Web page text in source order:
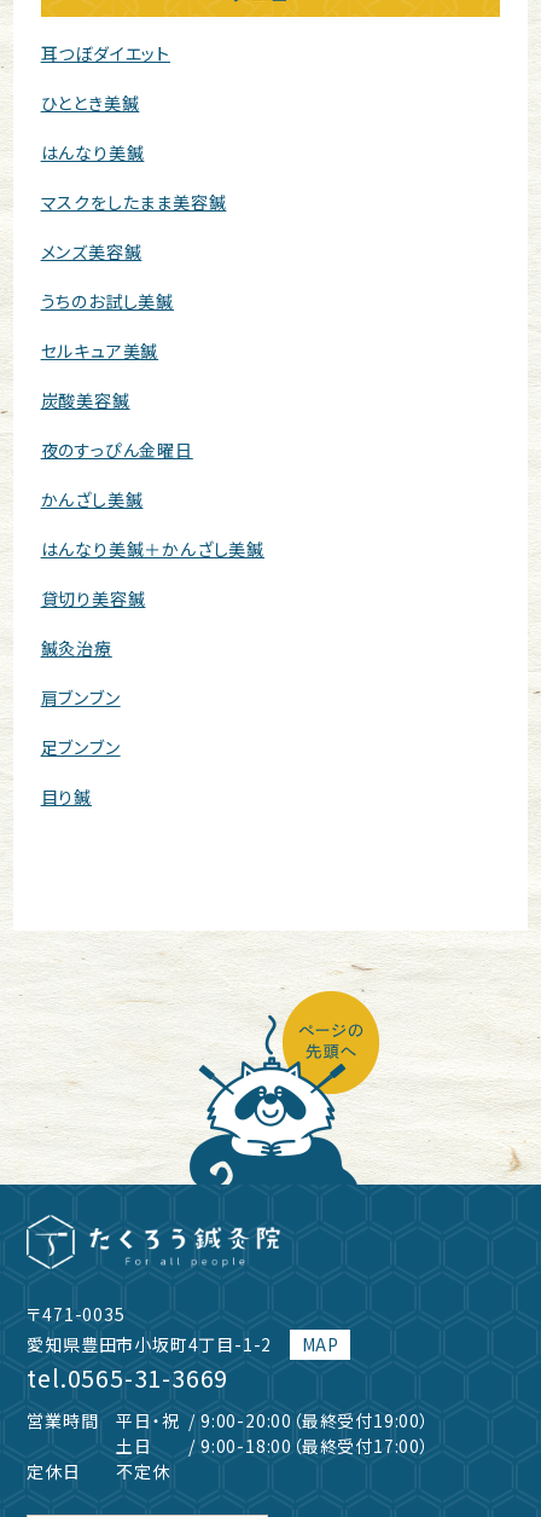
耳つぼダイエット
ひととき美鍼
はんなり美鍼
マスクをしたまま美容鍼
メンズ美容鍼
うちのお試し美鍼
セルキュア美鍼
炭酸美容鍼
夜のすっぴん金曜日
かんざし美鍼
はんなり美鍼＋かんざし美鍼
貸切り美容鍼
鍼灸治療
肩ブンブン
足ブンブン
目り鍼
〒471-0035
愛知県豊田市小坂町4丁目-1-2
MAP
tel.0565-31-3669
営業時間 平日・祝 / 9:00-20:00（最終受付19:00）
土日
/ 9:00-18:00（最終受付17:00）
定休日
不定休